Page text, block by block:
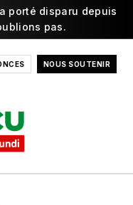
porté disparu depuis
pas.
NOUS SOUTENIR